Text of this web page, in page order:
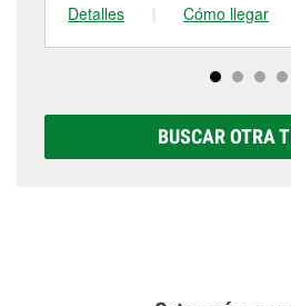
Detalles
| Cómo llegar
BUSCAR OTRA